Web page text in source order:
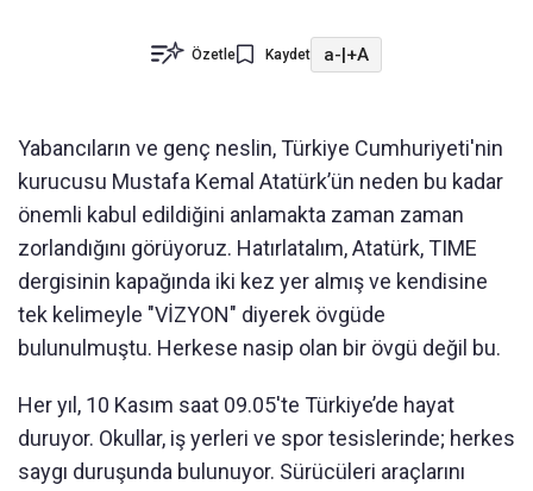
Özetle Kaydet a-|+A
Yabancıların ve genç neslin, Türkiye Cumhuriyeti'nin
kurucusu Mustafa Kemal Atatürk’ün neden bu kadar
önemli kabul edildiğini anlamakta zaman zaman
zorlandığını görüyoruz. Hatırlatalım, Atatürk, TIME
dergisinin kapağında iki kez yer almış ve kendisine
tek kelimeyle "VİZYON" diyerek övgüde
bulunulmuştu. Herkese nasip olan bir övgü değil bu.
Her yıl, 10 Kasım saat 09.05'te Türkiye’de hayat
duruyor. Okullar, iş yerleri ve spor tesislerinde; herkes
saygı duruşunda bulunuyor. Sürücüleri araçlarını